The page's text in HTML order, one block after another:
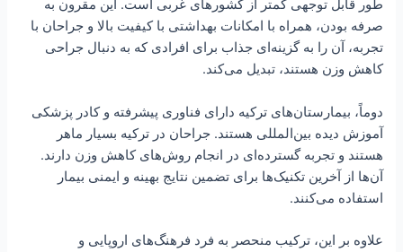
طور قابل توجهی کمتر از کشورهای غربی است. این مقرون به
صرفه بودن، همراه با امکانات بهداشتی با کیفیت بالا و جراحان با
تجربه، آن را به گزینه‌ای جذاب برای افرادی که به دنبال جراحی
کاهش وزن هستند، تبدیل می‌کند.
دوماً، بیمارستان‌های ترکیه دارای فناوری پیشرفته و کادر پزشکی
آموزش دیده بین‌المللی هستند. جراحان در ترکیه بسیار ماهر
هستند و تجربه گسترده‌ای در انجام روش‌های کاهش وزن دارند.
آن‌ها از آخرین تکنیک‌ها برای تضمین نتایج بهینه و ایمنی بیمار
استفاده می‌کنند.
علاوه بر این، ترکیب منحصر به فرد فرهنگ‌های اروپایی و